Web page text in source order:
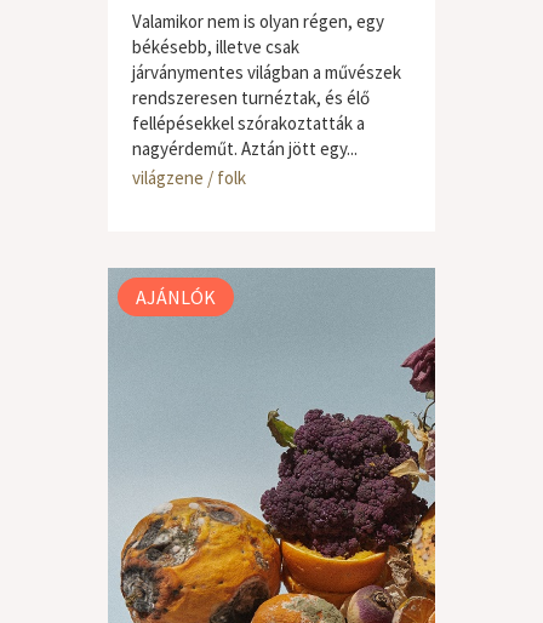
Valamikor nem is olyan régen, egy
békésebb, illetve csak
járványmentes világban a művészek
rendszeresen turnéztak, és élő
fellépésekkel szórakoztatták a
nagyérdeműt. Aztán jött egy...
világzene / folk
AJÁNLÓK